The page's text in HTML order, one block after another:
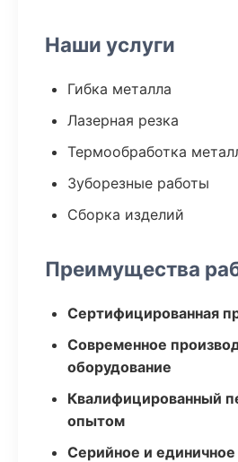
Наши услуги
Гибка металла
Лазерная резка
Термообработка
Зуборезные работы
Сборка изделий
Преимущества
Сертифицированная
Современное
оборудование
Квалифицированный
опытом
Серийное и